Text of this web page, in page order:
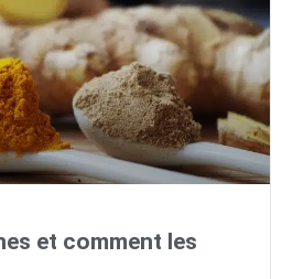
et comment les